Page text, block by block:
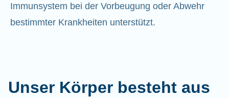
Immunsystem bei der Vorbeugung oder Abwehr
bestimmter Krankheiten unterstützt.
Unser Körper besteht aus